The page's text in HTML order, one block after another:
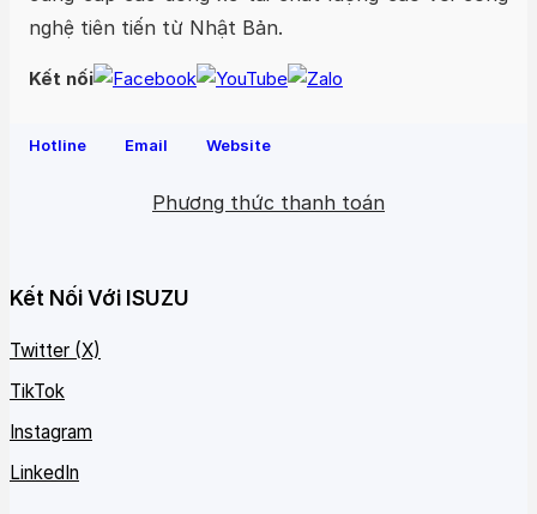
nghệ tiên tiến từ Nhật Bản.
Kết nối
Hotline Email Website
Phương thức thanh toán
Kết Nối Với ISUZU
Twitter (X)
TikTok
Instagram
LinkedIn